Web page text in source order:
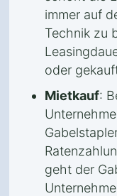
immer auf
Technik zu
oder
Mietkauf:
geht der